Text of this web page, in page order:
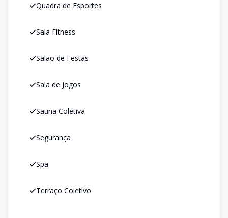
Quadra de Esportes
Sala Fitness
Salão de Festas
Sala de Jogos
Sauna Coletiva
Segurança
Spa
Terraço Coletivo